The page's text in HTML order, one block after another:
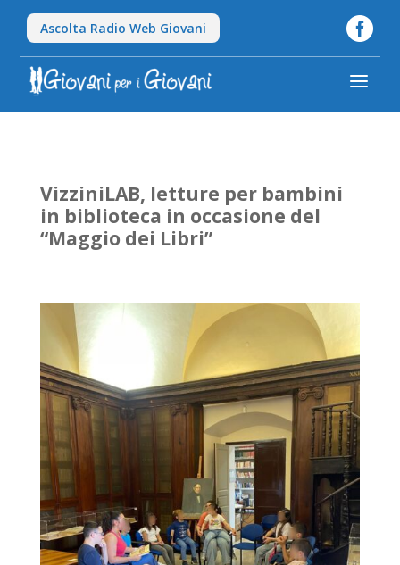
Ascolta Radio Web Giovani 
a
VizziniLAB, letture per bambini
in biblioteca in occasione del
“Maggio dei Libri”